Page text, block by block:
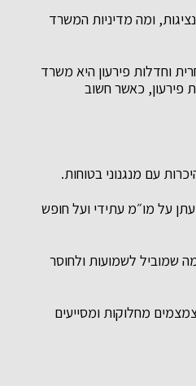
ומה מדיניות המשרד
וחדלות פירעון היא משרד
פירעון, כאשר חשוב
עם מנגנוני בטוחות.
על מו״מ עתידי ועל חופש
שמוביל לשמועות ולחוסר
מחלוקות ומסייעים